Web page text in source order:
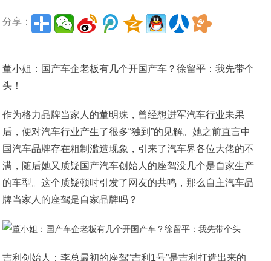
分享：
董小姐：国产车企老板有几个开国产车？徐留平：我先带个
头！
作为格力品牌当家人的董明珠，曾经想进军汽车行业未果
后，便对汽车行业产生了很多“独到”的见解。她之前直言中
国汽车品牌存在粗制滥造现象，引来了汽车界各位大佬的不
满，随后她又质疑国产汽车创始人的座驾没几个是自家生产
的车型。这个质疑顿时引发了网友的共鸣，那么自主汽车品
牌当家人的座驾是自家品牌吗？
吉利创始人：李总最初的座驾“吉利1号”是吉利打造出来的